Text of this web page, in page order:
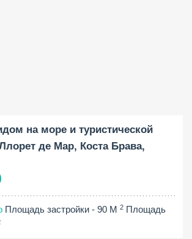
на море и туристической
де Мар, Коста Брава,
Площадь застройки - 90 M 2 Площадь